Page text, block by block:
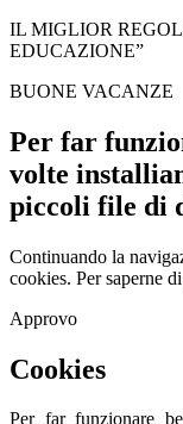
IL MIGLIOR
EDUCAZIONE”
BUONE VACANZE
Per far
volte
piccoli file di
Continuando la
cookies. Per saperne
Approvo
Cookies
Per far funzionare